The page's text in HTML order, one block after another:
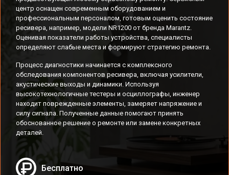
центр оснащен современным оборудованием и
профессиональным персоналом, готовым оценить состояние
ресивера, например, модели NR1200 от бренда Marantz.
Оценивая показатели работы устройства, специалисты
определяют слабые места и формируют стратегию ремонта.
Процесс диагностики начинается с комплексного
обследования компонентов ресивера, включая усилители,
акустические выходы и динамики. Используя
высокотехнологичные тестеры и осциллографы, инженер
находит поврежденные элементы, замеряет напряжение и
силу сигнала. Полученные данные помогают принять
обоснованное решение о ремонте или замене конкретных
деталей.
Бесплатно